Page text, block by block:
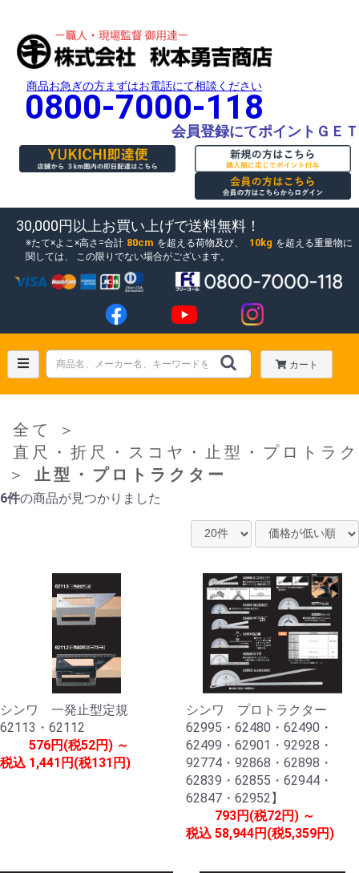
商品お急ぎの方まずはお電話にて相談ください
0800-7000-118
会員登録にてポイントＧＥＴ
30,000円以上お買い上げで送料無料！
たて×よこ×高さ=合計 80cm を超える荷物及び、 10kg を超える重量物に
関しては、
この限りでない場合がございます。
カート
全て
＞
直尺・折尺・スコヤ・止型・プロトラ
＞
止型・プロトラクター
6件の商品が見つかりました
シンワ 一発止型定規
62113・62112
税込
576円(税52円) ～
1,441円(税131円)
シンワ プロトラクター
62995・62480・62490・
62499・62901・92928・
92774・92868・62898・
62839・62855・62944・
62847・62952】
税込
793円(税72円) ～
58,944円(税5,359円)